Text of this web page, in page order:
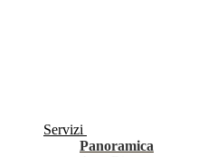
Servizi
Panoramica